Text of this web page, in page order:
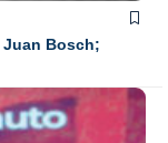
Juan Bosch;